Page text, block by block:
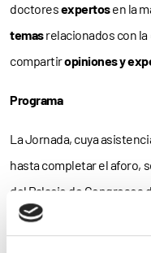
doctoresexpertosen la
temasrelacionados con
compartiropiniones y
Programa
La Jornada, cuya
hasta completar el aforo,
del Palacio de Congresos
partir de las